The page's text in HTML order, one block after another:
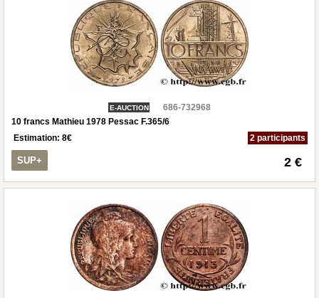
E-AUCTION
686-732968
10 francs Mathieu 1978 Pessac F.365/6
Estimation: 8€ 2 participants
SUP+ 2 €